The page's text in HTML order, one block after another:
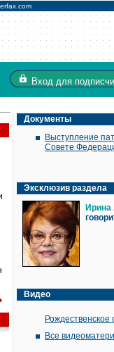
Вход для
Документы
Выступление
Совете
Эксклюзив раздела
Ирина
Видео
Все